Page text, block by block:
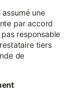
une
par accord
responsable
tiers
de